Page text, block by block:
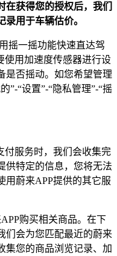
获得您的授权后，我们
用于车辆估价。
摇一摇功能快速直达驾
使用加速度传感器进行设
是否摇动。如您希望管理
”-“设置”-“隐私管理”-“摇
付服务时，我们会收集完
供特定的信息，您将无法
用蔚来APP提供的其它服
购买相关商品。在下
们会为您匹配最近的蔚来
集您的商品浏览记录、加